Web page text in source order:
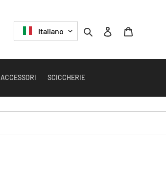
LINGUA
Italiano Cerca Accedi
ACCESSORI SCICCHERIE